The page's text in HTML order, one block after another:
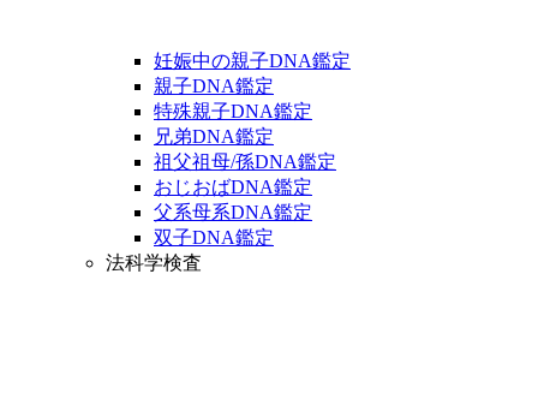
妊娠中の親子DNA鑑定
親子DNA鑑定
特殊親子DNA鑑定
兄弟DNA鑑定
祖父祖母/孫DNA鑑定
おじおばDNA鑑定
父系母系DNA鑑定
双子DNA鑑定
法科学検査